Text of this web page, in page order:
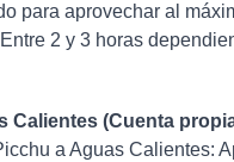
para aprovechar al
2 y 3 horas
Calientes (Cuenta
a Aguas Calientes: